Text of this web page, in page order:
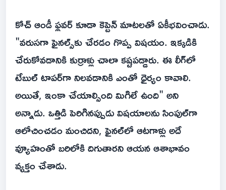
కోచ్ ఆండీ ఫ్లవర్ కూడా కెప్టెన్ మాటలతో ఏకీభవించాడు.
"వరుసగా ఫైనల్స్‌కు చేరడం గొప్ప విషయం. ఇక్కడికి
చేరుకోవడానికి కుర్రాళ్లు చాలా కష్టపడ్డారు. ఈ లీగ్‌లో
టేబుల్ టాపర్‌గా నిలవడానికి ఎంతో ధైర్యం కావాలి.
అయితే, ఇంకా చేయాల్సింది మిగిలే ఉంది" అని
అన్నాడు. ఒత్తిడి పెరిగినప్పుడు విషయాలను సింపుల్‌గా
ఆలోచించడం మంచిదని, ఫైనల్‌లో ఆటగాళ్లు అదే
వ్యూహంతో బరిలోకి దిగుతారని ఆయన ఆశాభావం
వ్యక్తం చేశాడు.